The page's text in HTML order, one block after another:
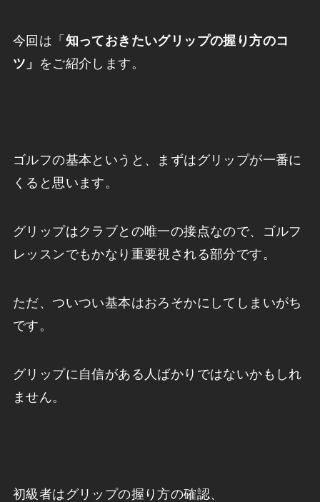
今回は「 知っておきたいグリップの握り方のコ
ツ 」 をご紹介します。
ゴルフの基本というと、まずはグリップが一番に
くると思います。
グリップはクラブとの唯一の接点なので、ゴルフ
レッスンでもかなり重要視される部分です。
ただ、ついつい基本はおろそかにしてしまいがち
です。
グリップに自信がある人ばかりではないかもしれ
ません。
初級者はグリップの握り方の確認、